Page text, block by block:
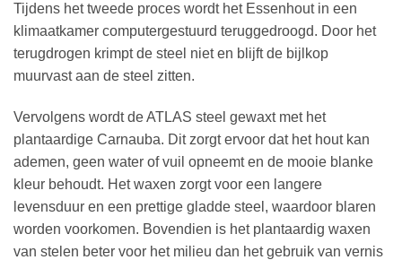
Tijdens het tweede proces wordt het Essenhout in een
klimaatkamer computergestuurd teruggedroogd. Door het
terugdrogen krimpt de steel niet en blijft de bijlkop
muurvast aan de steel zitten.
Vervolgens wordt de ATLAS steel gewaxt met het
plantaardige Carnauba. Dit zorgt ervoor dat het hout kan
ademen, geen water of vuil opneemt en de mooie blanke
kleur behoudt. Het waxen zorgt voor een langere
levensduur en een prettige gladde steel, waardoor blaren
worden voorkomen. Bovendien is het plantaardig waxen
van stelen beter voor het milieu dan het gebruik van vernis